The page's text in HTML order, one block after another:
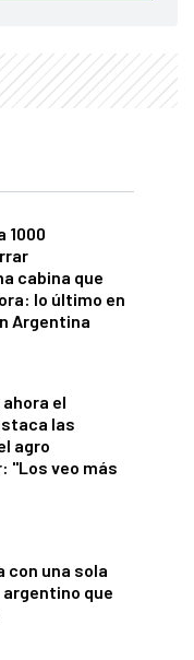
1000
cabina que
lo último en
Argentina
el
las
agro
"Los veo más
con una sola
que